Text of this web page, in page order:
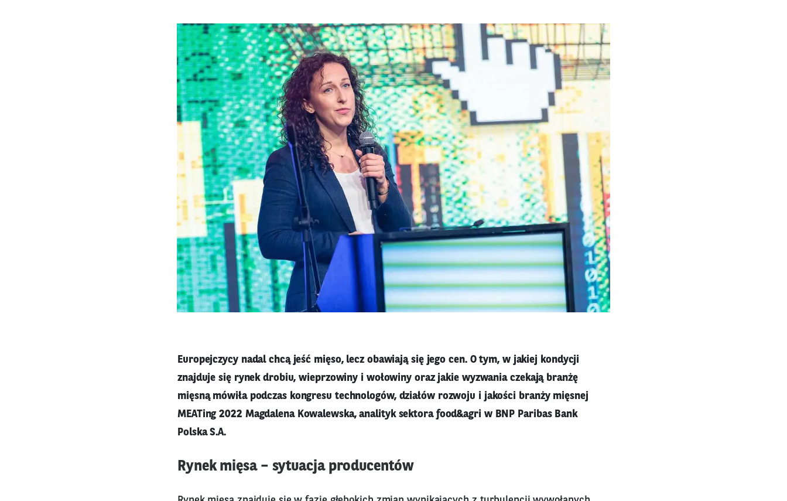
Europejczycy nadal chcą jeść mięso, lecz obawiają się jego cen. O tym, w jakiej kondycji
znajduje się rynek drobiu, wieprzowiny i wołowiny oraz jakie wyzwania czekają branżę
mięsną mówiła podczas kongresu technologów, działów rozwoju i jakości branży mięsnej
MEATing 2022 Magdalena Kowalewska, analityk sektora food&agri w BNP Paribas Bank
Polska S.A.
Rynek mięsa – sytuacja producentów